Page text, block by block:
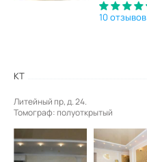
10 отзывов
КТ
Литейный пр, д. 24.
Томограф: полуоткрытый